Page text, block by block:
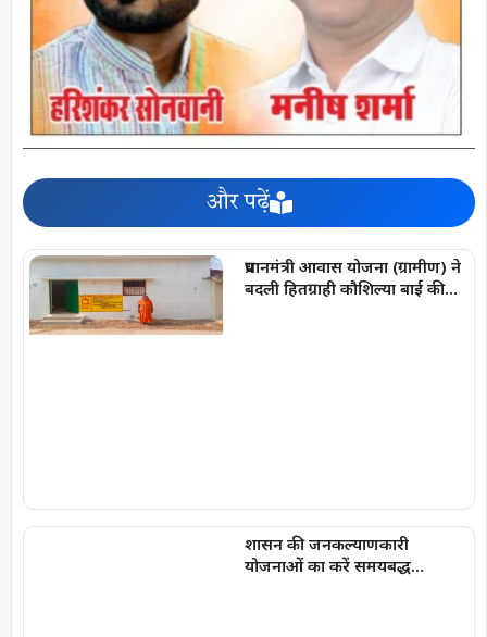
और पढ़ें
प्रधानमंत्री आवास योजना (ग्रामीण) ने
बदली हितग्राही कौशिल्या बाई की
शासन की जनकल्याणकारी
योजनाओं का करें समयबद्ध